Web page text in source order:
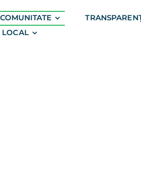
COMUNITATE